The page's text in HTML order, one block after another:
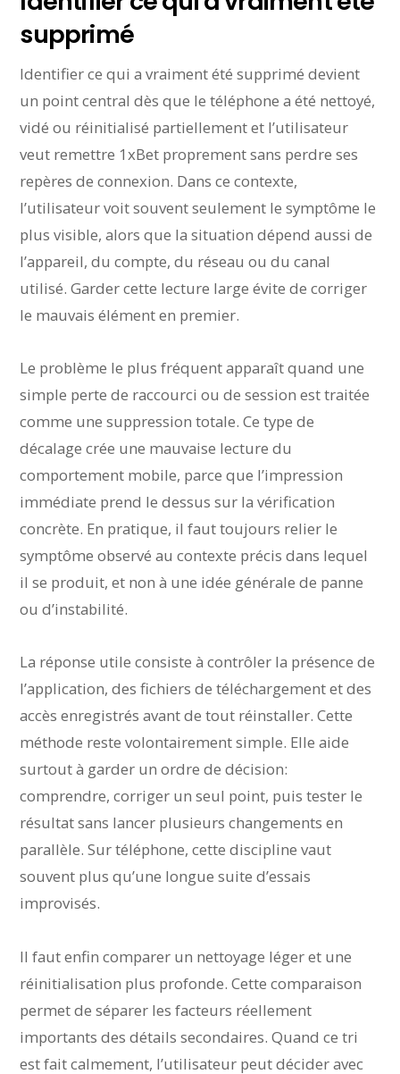
supprimé
Identifier ce qui a vraiment été supprimé devient
un point central dès que le téléphone a été nettoyé,
vidé ou réinitialisé partiellement et l’utilisateur
veut remettre 1xBet proprement sans perdre ses
repères de connexion. Dans ce contexte,
l’utilisateur voit souvent seulement le symptôme le
plus visible, alors que la situation dépend aussi de
l’appareil, du compte, du réseau ou du canal
utilisé. Garder cette lecture large évite de corriger
le mauvais élément en premier.
Le problème le plus fréquent apparaît quand une
simple perte de raccourci ou de session est traitée
comme une suppression totale. Ce type de
décalage crée une mauvaise lecture du
comportement mobile, parce que l’impression
immédiate prend le dessus sur la vérification
concrète. En pratique, il faut toujours relier le
symptôme observé au contexte précis dans lequel
il se produit, et non à une idée générale de panne
ou d’instabilité.
La réponse utile consiste à contrôler la présence de
l’application, des fichiers de téléchargement et des
accès enregistrés avant de tout réinstaller. Cette
méthode reste volontairement simple. Elle aide
surtout à garder un ordre de décision:
comprendre, corriger un seul point, puis tester le
résultat sans lancer plusieurs changements en
parallèle. Sur téléphone, cette discipline vaut
souvent plus qu’une longue suite d’essais
improvisés.
Il faut enfin comparer un nettoyage léger et une
réinitialisation plus profonde. Cette comparaison
permet de séparer les facteurs réellement
importants des détails secondaires. Quand ce tri
est fait calmement, l’utilisateur peut décider avec